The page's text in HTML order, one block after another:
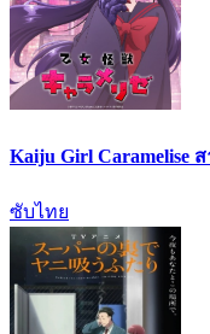
Kaiju Girl Caramelise
ซับไทย